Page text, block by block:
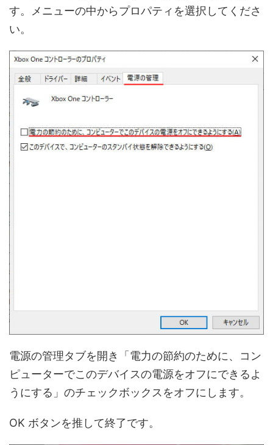
す。メニューの中からプロパティを選択してくださ
い。
電源の管理タブを開き「電力の節約のために、コン
ピューターでこのデバイスの電源をオフにできるよ
うにする」のチェックボックスをオフにします。
OK ボタンを推して終了です。